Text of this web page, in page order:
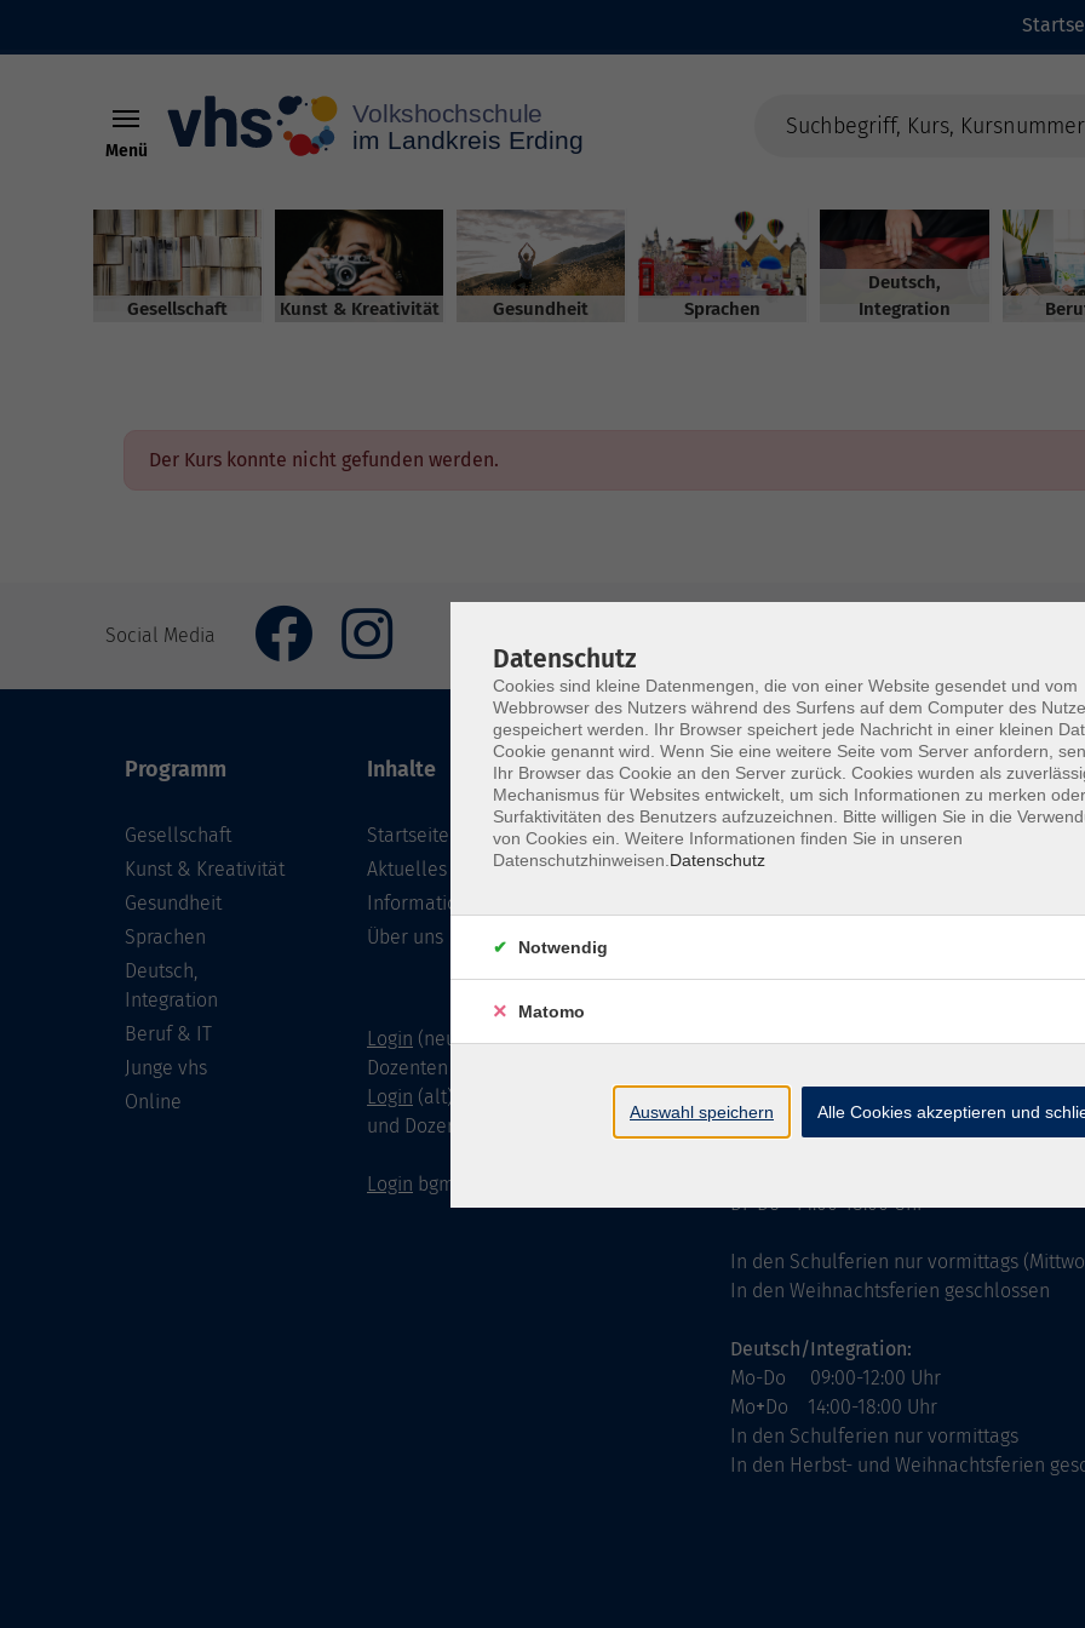
Menü
Gesellschaft Kunst & Kreativität Gesundheit Sprachen
Deutsch,
Integration
Der Kurs konnte nicht gefunden werden.
Social Media
Programm
Gesellschaft
Kunst & Kreativität
Gesundheit
Sprachen
Deutsch,
Integration
Beruf & IT
Junge vhs
Online
Inhalte
Startseite
Aktuelles
Informationen
Über uns
Login (neu) für Dozentinnen und
Dozenten
Login (alt) für Dozentinnen
und Dozenten
Login bgm-cloud
Volkshochschule im Lkr. Erding
Zweckverband Volkshochschule im Lkr.
Lethnerstr. 13
85435 ErdingGoogleMaps®
Servicezeiten
allgemein:
Di+Do 14:00-18:00 Uhr
In den Schulferien nur vormittags
In den Weihnachtsferien geschlossen
Deutsch/Integration:
Mo-Do 09:00-12:00 Uhr
Mo+Do 14:00-18:00 Uhr
In den Schulferien nur vormittags
In den Herbst- und Weihnachtsferien
Datenschutz
Cookies sind kleine Datenmengen, die von einer Website gesendet und vom
Webbrowser des Nutzers während des Surfens auf dem Computer des
gespeichert werden. Ihr Browser speichert jede Nachricht in einer kleinen
Cookie genannt wird. Wenn Sie eine weitere Seite vom Server anfordern,
Ihr Browser das Cookie an den Server zurück. Cookies wurden als
Mechanismus für Websites entwickelt, um sich Informationen zu merken
Surfaktivitäten des Benutzers aufzuzeichnen. Bitte willigen Sie in die
von Cookies ein. Weitere Informationen finden Sie in unseren
Datenschutzhinweisen. Datenschutz
Notwendig
Matomo
Auswahl speichern Alle Cookies akzeptieren und